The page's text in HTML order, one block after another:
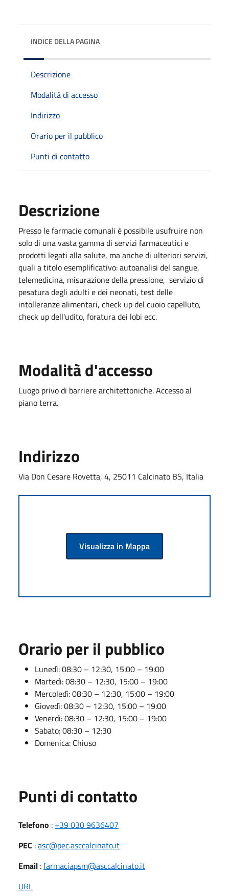
INDICE DELLA PAGINA
Descrizione
Modalità di accesso
Indirizzo
Orario per il pubblico
Punti di contatto
Descrizione
Presso le farmacie comunali è possibile usufruire non
solo di una vasta gamma di servizi farmaceutici e
prodotti legati alla salute, ma anche di ulteriori servizi,
quali a titolo esemplificativo: autoanalisi del sangue,
telemedicina, misurazione della pressione, servizio di
pesatura degli adulti e dei neonati, test delle
intolleranze alimentari, check up del cuoio capelluto,
check up dell'udito, foratura dei lobi ecc.
Modalità d'accesso
Luogo privo di barriere architettoniche. Accesso al
piano terra.
Indirizzo
Via Don Cesare Rovetta, 4, 25011 Calcinato BS, Italia
Visualizza in Mappa
Orario per il pubblico
Lunedì: 08:30 – 12:30, 15:00 – 19:00
Martedì: 08:30 – 12:30, 15:00 – 19:00
Mercoledì: 08:30 – 12:30, 15:00 – 19:00
Giovedì: 08:30 – 12:30, 15:00 – 19:00
Venerdì: 08:30 – 12:30, 15:00 – 19:00
Sabato: 08:30 – 12:30
Domenica: Chiuso
Punti di contatto
Telefono : +39 030 9636407
PEC :asc@pec.asccalcinato.it
Email :farmaciapsm@asccalcinato.it
URL